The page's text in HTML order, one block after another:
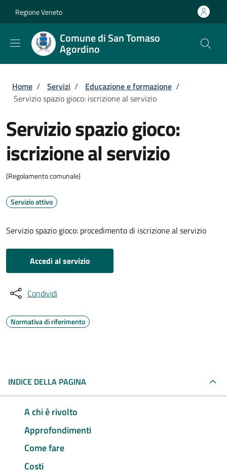
Regione Veneto
Comune di San Tomaso
Agordino
Briciole di pane
Home / Servizi / Educazione e formazione /
Servizio spazio gioco: iscrizione al servizio
Servizio spazio gioco:
iscrizione al servizio
(Regolamento comunale)
Servizio attivo
Servizio spazio gioco: procedimento di iscrizione al servizio
Accedi al servizio
Condividi
Normativa di riferimento
INDICE DELLA PAGINA
A chi è rivolto
Approfondimenti
Come fare
Costi